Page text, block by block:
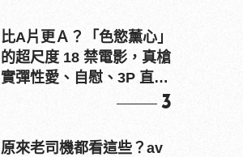
比A片更Ａ？「色慾薰心」
的超尺度 18 禁電影，真槍
實彈性愛、自慰、3P 直接
3
原來老司機都看這些？av